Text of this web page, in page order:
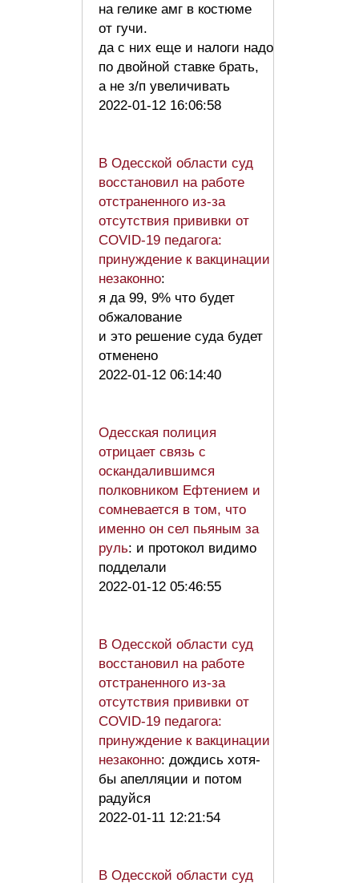
на гелике амг в костюме
от гучи.
да с них еще и налоги надо
по двойной ставке брать,
а не з/п увеличивать
2022-01-12 16:06:58
В Одесской области суд
восстановил на работе
отстраненного из-за
отсутствия прививки от
COVID-19 педагога:
принуждение к вакцинации
незаконно:
я да 99, 9% что будет
обжалование
и это решение суда будет
отменено
2022-01-12 06:14:40
Одесская полиция
отрицает связь с
оскандалившимся
полковником Ефтением и
сомневается в том, что
именно он сел пьяным за
руль: и протокол видимо
подделали
2022-01-12 05:46:55
В Одесской области суд
восстановил на работе
отстраненного из-за
отсутствия прививки от
COVID-19 педагога:
принуждение к вакцинации
незаконно: дождись хотя-
бы апелляции и потом
радуйся
2022-01-11 12:21:54
В Одесской области суд